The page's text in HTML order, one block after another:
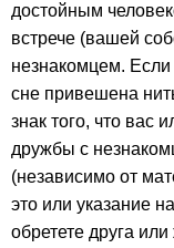
достойным
встрече (вашей
незнакомцем.
сне привешена
знак того, что вас
дружбы с
(независимо от
это или указание
обретете друга